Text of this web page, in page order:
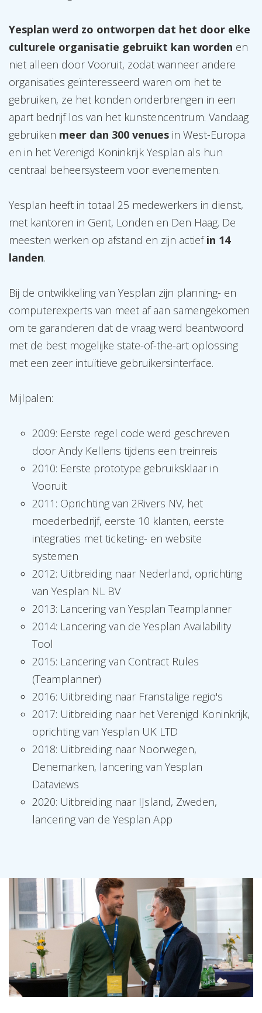
Yesplan werd zo ontworpen dat het door elke
culturele organisatie gebruikt kan worden en
niet alleen door Vooruit, zodat wanneer andere
organisaties geïnteresseerd waren om het te
gebruiken, ze het konden onderbrengen in een
apart bedrijf los van het kunstencentrum. Vandaag
gebruiken meer dan 300 venues in West-Europa
en in het Verenigd Koninkrijk Yesplan als hun
centraal beheersysteem voor evenementen.
Yesplan heeft in totaal 25 medewerkers in dienst,
met kantoren in Gent, Londen en Den Haag. De
meesten werken op afstand en zijn actiefin 14
landen.
Bij de ontwikkeling van Yesplan zijn planning- en
computerexperts van meet af aan samengekomen
om te garanderen dat de vraag werd beantwoord
met de best mogelijke state-of-the-art oplossing
met een zeer intuïtieve gebruikersinterface.
Mijlpalen:
2009: Eerste regel code werd geschreven
door Andy Kellens tijdens een treinreis
2010: Eerste prototype gebruiksklaar in
Vooruit
2011: Oprichting van 2Rivers NV, het
moederbedrijf, eerste 10 klanten, eerste
integraties met ticketing- en website
systemen
2012: Uitbreiding naar Nederland, oprichting
van Yesplan NL BV
2013: Lancering van Yesplan Teamplanner
2014: Lancering van de Yesplan Availability
Tool
2015: Lancering van Contract Rules
(Teamplanner)
2016: Uitbreiding naar Franstalige regio's
2017: Uitbreiding naar het Verenigd Koninkrijk,
oprichting van Yesplan UK LTD
2018: Uitbreiding naar Noorwegen,
Denemarken, lancering van Yesplan
Dataviews
2020: Uitbreiding naar IJsland, Zweden,
lancering van de Yesplan App